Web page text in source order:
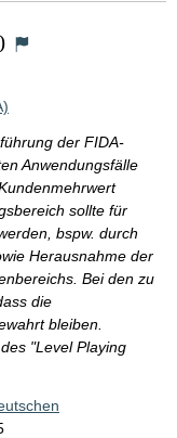
)
der FIDA-
Anwendungsfälle
sollte für
bspw. durch
Herausnahme der
Bei den zu
die
bleiben.
"Level Playing